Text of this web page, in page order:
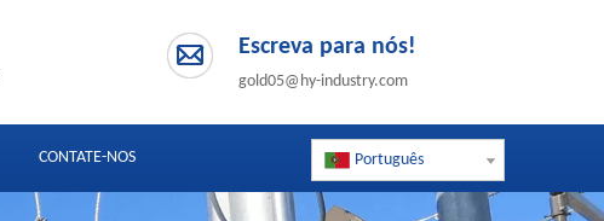
Escreva para nós!
gold05@hy-industry.com
CONTATE-NOS Português